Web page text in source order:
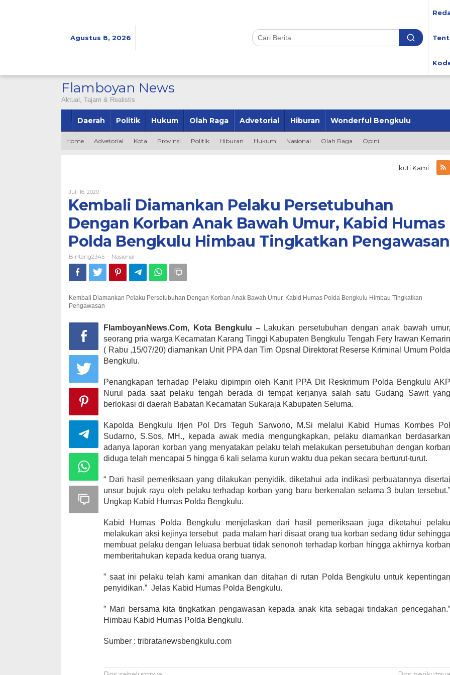
Agustus 8, 2026
Flamboyan News
Aktual, Tajam & Realistis
Daerah Politik Hukum Olah Raga Advetorial Hiburan Wonderful Bengkulu
Home Advetorial Kota Provinsi Politik Hiburan Hukum Nasional Olah Raga Opini
Ikuti Kami
Juli 16, 2020Oleh
Bintang2345
Kembali Diamankan Pelaku Persetubuhan
Dengan Korban Anak Bawah Umur, Kabid Humas
Polda Bengkulu Himbau Tingkatkan Pengawasan
Bintang2345 - Nasional
Kembali Diamankan Pelaku Persetubuhan Dengan Korban Anak Bawah Umur, Kabid Humas Polda Bengkulu Himbau Tingkatkan
Pengawasan
FlamboyanNews.Com, Kota Bengkulu – Lakukan persetubuhan dengan anak bawah umur,
seorang pria warga Kecamatan Karang Tinggi Kabupaten Bengkulu Tengah Fery Irawan Kemarin
( Rabu ,15/07/20) diamankan Unit PPA dan Tim Opsnal Direktorat Reserse Kriminal Umum Polda
Bengkulu.
Penangkapan terhadap Pelaku dipimpin oleh Kanit PPA Dit Reskrimum Polda Bengkulu AKP
Nurul pada saat pelaku tengah berada di tempat kerjanya salah satu Gudang Sawit yang
berlokasi di daerah Babatan Kecamatan Sukaraja Kabupaten Seluma.
Kapolda Bengkulu Irjen Pol Drs Teguh Sarwono, M.Si melalui Kabid Humas Kombes Pol
Sudarno, S.Sos, MH., kepada awak media mengungkapkan, pelaku diamankan berdasarkan
adanya laporan korban yang menyatakan pelaku telah melakukan persetubuhan dengan korban
diduga telah mencapai 5 hingga 6 kali selama kurun waktu dua pekan secara berturut-turut.
“ Dari hasil pemeriksaan yang dilakukan penyidik, diketahui ada indikasi perbuatannya disertai
unsur bujuk rayu oleh pelaku terhadap korban yang baru berkenalan selama 3 bulan tersebut.”
Ungkap Kabid Humas Polda Bengkulu.
Kabid Humas Polda Bengkulu menjelaskan dari hasil pemeriksaan juga diketahui pelaku
melakukan aksi kejinya tersebut pada malam hari disaat orang tua korban sedang tidur sehingga
membuat pelaku dengan leluasa berbuat tidak senonoh terhadap korban hingga akhirnya korban
memberitahukan kepada kedua orang tuanya.
” saat ini pelaku telah kami amankan dan ditahan di rutan Polda Bengkulu untuk kepentingan
penyidikan.” Jelas Kabid Humas Polda Bengkulu.
” Mari bersama kita tingkatkan pengawasan kepada anak kita sebagai tindakan pencegahan.”
Himbau Kabid Humas Polda Bengkulu.
Sumber : tribratanewsbengkulu.com